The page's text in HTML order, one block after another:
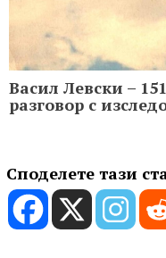
Васил Левски –
разговор с
Споделете тази